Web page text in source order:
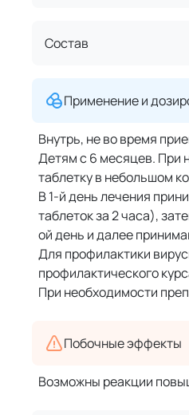
Состав
Применение и
Внутрь, не во время
Детям с 6 месяцев. При
таблетку в небольшом
В 1-й день лечения
таблеток за 2 часа),
ой день и далее
Для профилактики
профилактического
При необходимости
Побочные эффекты
Возможны реакции